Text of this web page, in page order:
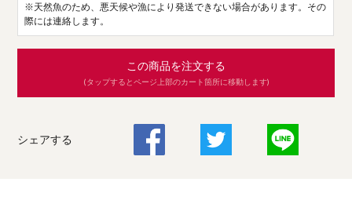
※天然魚のため、悪天候や漁により発送できない場合があります。その
際には連絡します。
この商品を注文する
(タップするとページ上部のカート箇所に移動します)
シェアする